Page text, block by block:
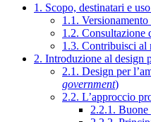
1. Scopo, destinatari e
1.1.
1.2. Consultazione
1.3. Contribuisci al
2. Introduzione al design
2.1. Design per
government)
2.2. L’approccio
2.2.1. Buone